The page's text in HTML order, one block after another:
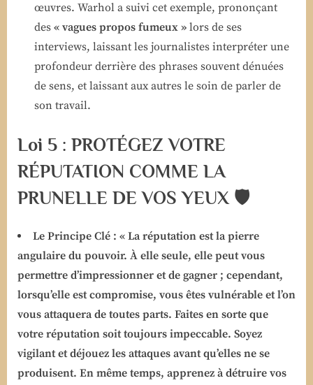
œuvres. Warhol a suivi cet exemple, prononçant
des « vagues propos fumeux » lors de ses
interviews, laissant les journalistes interpréter une
profondeur derrière des phrases souvent dénuées
de sens, et laissant aux autres le soin de parler de
son travail.
Loi 5 : PROTÉGEZ VOTRE
RÉPUTATION COMME LA
PRUNELLE DE VOS YEUX 🛡️
Le Principe Clé : « La réputation est la pierre
angulaire du pouvoir. À elle seule, elle peut vous
permettre d’impressionner et de gagner ; cependant,
lorsqu’elle est compromise, vous êtes vulnérable et l’on
vous attaquera de toutes parts. Faites en sorte que
votre réputation soit toujours impeccable. Soyez
vigilant et déjouez les attaques avant qu’elles ne se
produisent. En même temps, apprenez à détruire vos